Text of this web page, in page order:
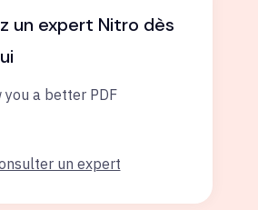
un expert Nitro dès
you a better PDF
un expert